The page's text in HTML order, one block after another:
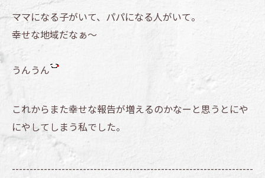
ママになる子がいて、パパになる人がいて。
幸せな地域だなぁ～
うんうん
これからまた幸せな報告が増えるのかなーと思うとにや
にやしてしまう私でした。
--------------------------------------------------------------------